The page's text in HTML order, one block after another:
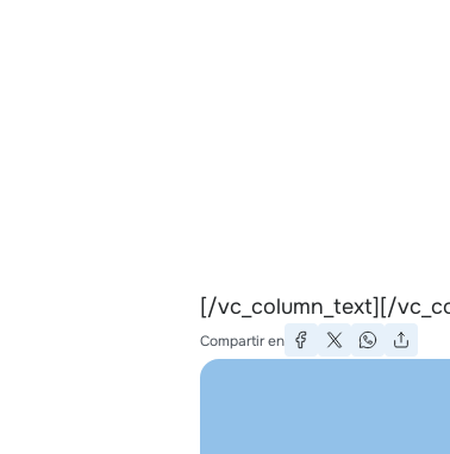
[/vc_column_text][/
Compartir en